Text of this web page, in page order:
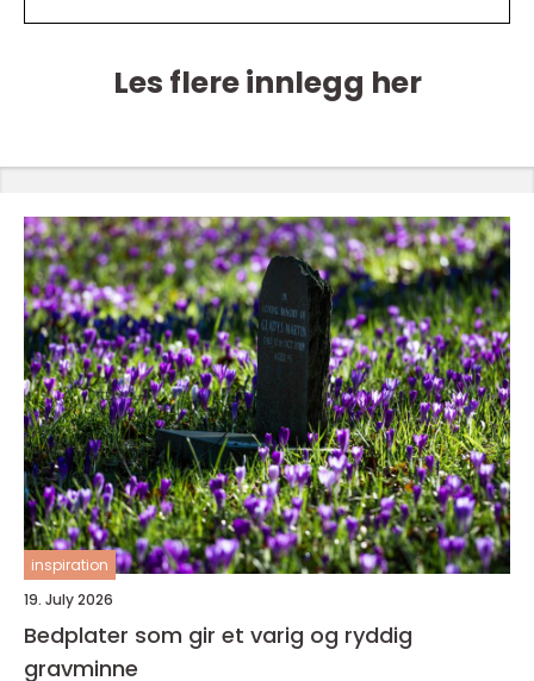
Les flere innlegg her
inspiration
19. July 2026
Bedplater som gir et varig og ryddig
gravminne